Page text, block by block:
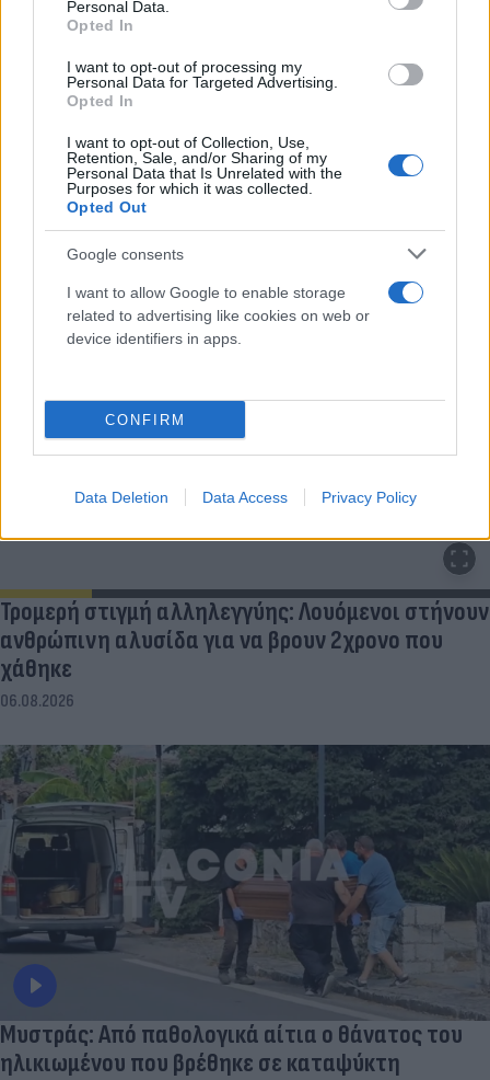
Personal Data.
Opted In
I want to opt-out of processing my
Personal Data for Targeted Advertising.
Opted In
I want to opt-out of Collection, Use,
Retention, Sale, and/or Sharing of my
Personal Data that Is Unrelated with the
Purposes for which it was collected.
Opted Out
Google consents
I want to allow Google to enable storage
related to advertising like cookies on web or
device identifiers in apps.
CONFIRM
Data Deletion Data Access Privacy Policy
Ναύπλιο: Προφυλακιστέοι οι δύο Ινδοί για τη
δολοφονία του ψυχολόγου
Τρομερή στιγμή αλληλεγγύης: Λουόμενοι στήνουν
ανθρώπινη αλυσίδα για να βρουν 2χρονο που
χάθηκε
06.08.2026
Μυστράς: Από παθολογικά αίτια ο θάνατος του
ηλικιωμένου που βρέθηκε σε καταψύκτη